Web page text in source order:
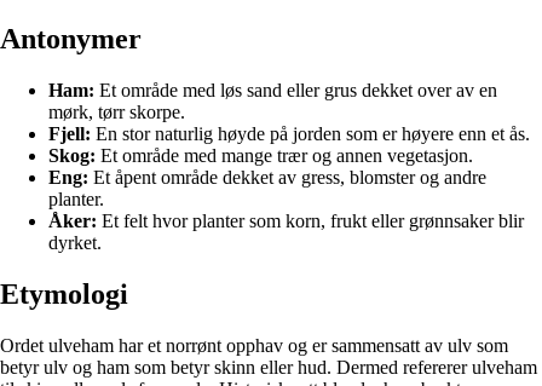
Antonymer
Ham: Et område med løs sand eller grus dekket over av en
mørk, tørr skorpe.
Fjell: En stor naturlig høyde på jorden som er høyere enn et ås.
Skog: Et område med mange trær og annen vegetasjon.
Eng: Et åpent område dekket av gress, blomster og andre
planter.
Åker: Et felt hvor planter som korn, frukt eller grønnsaker blir
dyrket.
Etymologi
Ordet ulveham har et norrønt opphav og er sammensatt av ulv som
betyr ulv og ham som betyr skinn eller hud. Dermed refererer ulveham